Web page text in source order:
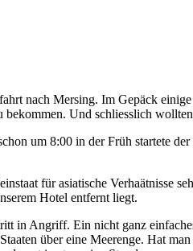
nach Mersing. Im Gepäck
Und schliesslich
um 8:00 in der Früh startete
für asiatische Verhaätnisse
Hotel entfernt liegt.
in Angriff. Ein nicht ganz
über eine Meerenge. Hat